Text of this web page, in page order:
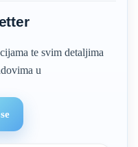
te svim detaljima
u